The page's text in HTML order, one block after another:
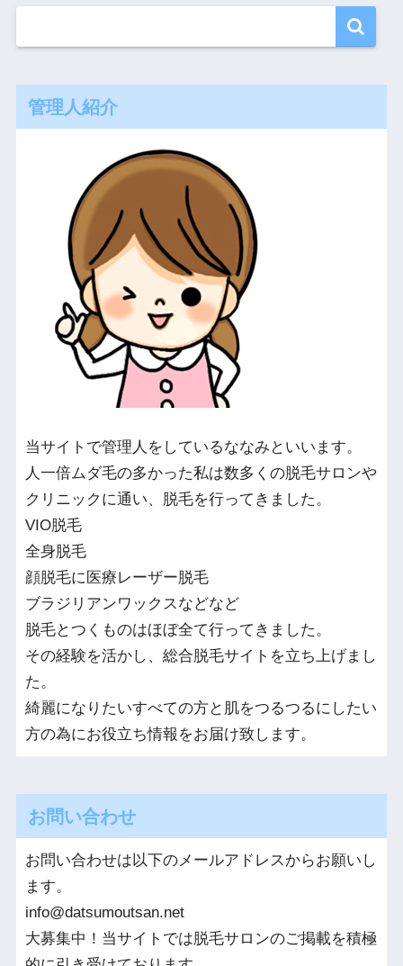
管理人紹介
当サイトで管理人をしているななみといいます。
人一倍ムダ毛の多かった私は数多くの脱毛サロンや
クリニックに通い、脱毛を行ってきました。
VIO脱毛
全身脱毛
顔脱毛に医療レーザー脱毛
ブラジリアンワックスなどなど
脱毛とつくものはほぼ全て行ってきました。
その経験を活かし、総合脱毛サイトを立ち上げまし
た。
綺麗になりたいすべての方と肌をつるつるにしたい
方の為にお役立ち情報をお届け致します。
お問い合わせ
お問い合わせは以下のメールアドレスからお願いし
ます。
info@datsumoutsan.net
大募集中！当サイトでは脱毛サロンのご掲載を積極